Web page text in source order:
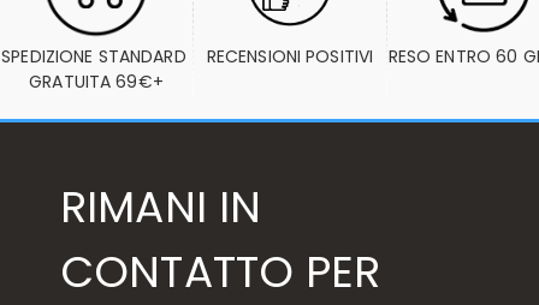
SPEDIZIONE STANDARD
GRATUITA 69€+
RECENSIONI POSITIVI RESO ENTRO 60
RIMANI IN
CONTATTO PER